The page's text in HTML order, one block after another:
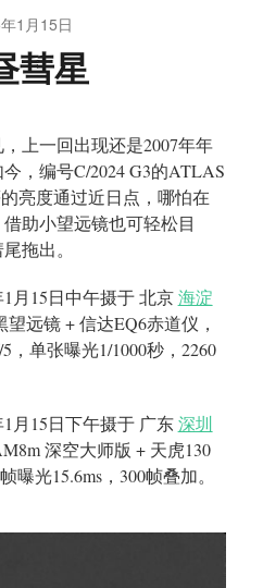
1月15日
彗星
上一回出现还是2007年年
，编号C/2024 G3的ATLAS
亮度通过近日点，哪怕在
助小望远镜也可轻松目
拖出。
1月15日中午摄于 北京海淀
远镜 + 信达EQ6赤道仪，
，单张曝光1/1000秒，2260
1月15日下午摄于 广东深圳
深空大师版 + 天虎130
曝光15.6ms，300帧叠加。